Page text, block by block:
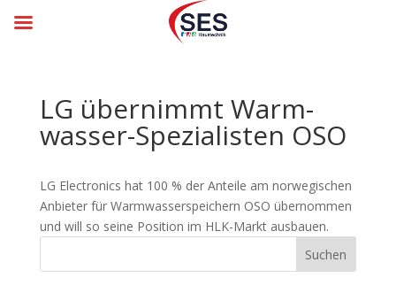
LG über­nimmt Warm­
was­ser-Spe­zia­lis­ten OSO
LG Electronics hat 100 % der Anteile am norwegischen
Anbieter für Warmwasserspeichern OSO übernommen
und will so seine Position im HLK-Markt ausbauen.
Suchen